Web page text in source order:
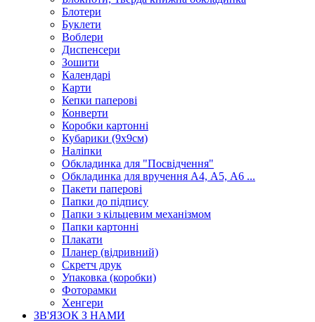
Блотери
Буклети
Воблери
Диспенсери
Зошити
Календарі
Карти
Кепки паперові
Конверти
Коробки картонні
Кубарики (9х9см)
Наліпки
Обкладинка для "Посвідчення"
Обкладинка для вручення А4, А5, А6 ...
Пакети паперові
Папки до підпису
Папки з кільцевим механізмом
Папки картонні
Плакати
Планер (відривний)
Скретч друк
Упаковка (коробки)
Фоторамки
Хенгери
ЗВ'ЯЗОК З НАМИ